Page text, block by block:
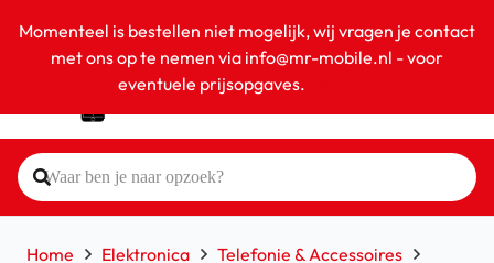
Momenteel is bestellen niet mogelijk, wij vragen je contact
met ons op te nemen via info@mr-mobile.nl - voor
eventuele prijsopgaves.
Home Elektronica
Telefonie & Accessoires